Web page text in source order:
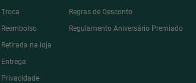
na loja
Regras de Desconto
Regulamento Aniversário Premiado